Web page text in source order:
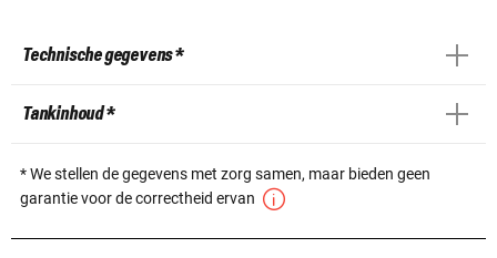
Technische gegevens *
Tankinhoud *
* We stellen de gegevens met zorg samen, maar bieden geen
garantie voor de correctheid ervan